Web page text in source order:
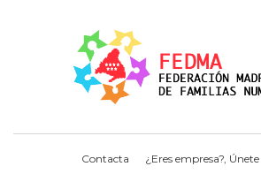
Contacta ¿Eres empresa?, Únete